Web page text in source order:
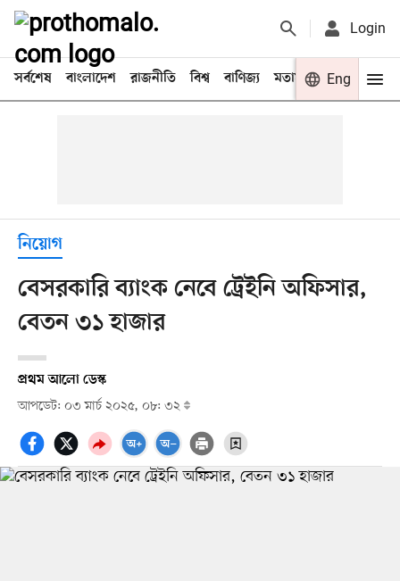
Login
সর্বশেষ বাংলাদেশ রাজনীতি বিশ্ব বাণিজ্য মতামত খেলা
Eng
নিয়োগ
বেসরকারি ব্যাংক নেবে ট্রেইনি অফিসার,
বেতন ৩১ হাজার
প্রথম আলো ডেস্ক
আপডেট: ০৩ মার্চ ২০২৫, ০৮: ৩২